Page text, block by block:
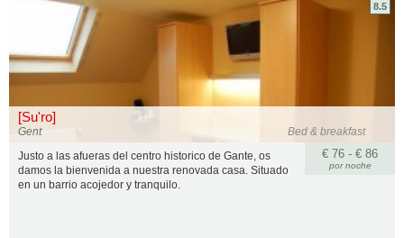
[Su'ro]
Bed & breakfast
Gent
8.5
€ 76 - € 86
por noche
Justo a las afueras del centro historico de Gante, os
damos la bienvenida a nuestra renovada casa. Situado
en un barrio acojedor y tranquilo.